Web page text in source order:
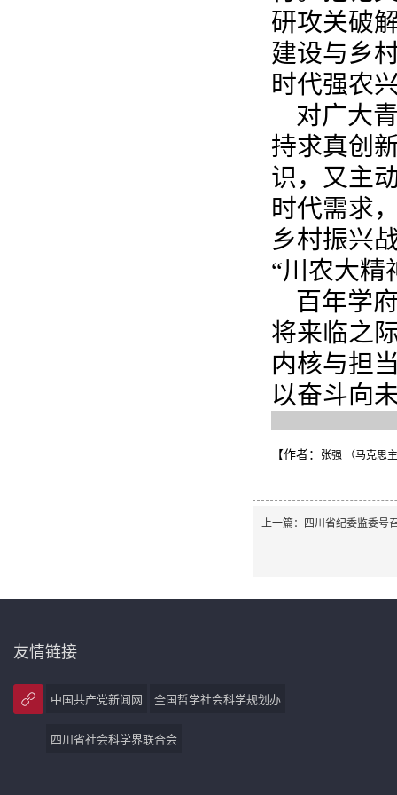
研攻关破
建设与乡
时代强农
对广大
持求真创
识，又主
时代需求
乡村振兴
“川农大精
百年学
将来临之
内核与担
以奋斗向
【作者： 张强 （马克思
上一篇： 四川省纪委监委号
友情链接
中国共产党新闻网 全国哲学社会科学规划办
四川省社会科学界联合会